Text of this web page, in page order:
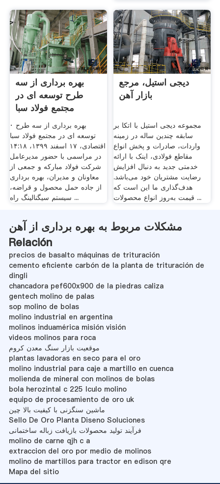
بهره برداری از سه
طرح توسعه ای در
مجتمع فولاد سبا
· بهره برداری از سه طرح
توسعه ای در مجتمع فولاد سبا
اقتصادی، ۱۷ اسفند ۱۳۹۹، ۱۴:۱۸
در مراسمی با حضور مدیرعامل
شرکت فولاد مبارکه و جمعی از
معاونان و مدیران، بهره برداری
از جاده حمل محصول و قراضه،
سیستم سیگنالینگ راه ...
دیجی استیل، مرجع
بازار آهن
مجموعه دیجی استیل با اتکا بر
سابقه چندین ساله در زمینه
واردات، صادرات و پخش انواع
مقاطع فولادی، اینک با ارائه
خدمتی جدید به دنبال افزایش
رضایت مشتریان خود می‌باشد.
هدف‌گذاری ما این است که
قیمت به‌روز انواع محصولات ...
مشکلات مربوط به بهره برداری از آهن
Relación
precios de basalto máquinas de trituración
cemento eficiente carbón de la planta de trituración de
dingli
chancadora pef600x900 de la piedras caliza
gentech molino de palas
sop molino de bolas
molino industrial en argentina
molinos induamérica misión visión
videos molinos para roca
موقعیت بازار سنگ معدن کروم
plantas lavadoras en seco para el oro
molino industrial para caje a martillo en cuenca
molienda de mineral con molinos de bolas
bola herozintal c 225 lculo molino
equipo de procesamiento de oro uk
ماشین سنگزنی با کیفیت بالا چین
Sello De Oro Planta Diseno Soluciones
فرآیند تولید محصولات بازیافت زباله ساختمانی
molino de carne qjh c a
extraccion del oro por medio de molinos
molino de martillos para tractor en edison qre
Mapa del sitio